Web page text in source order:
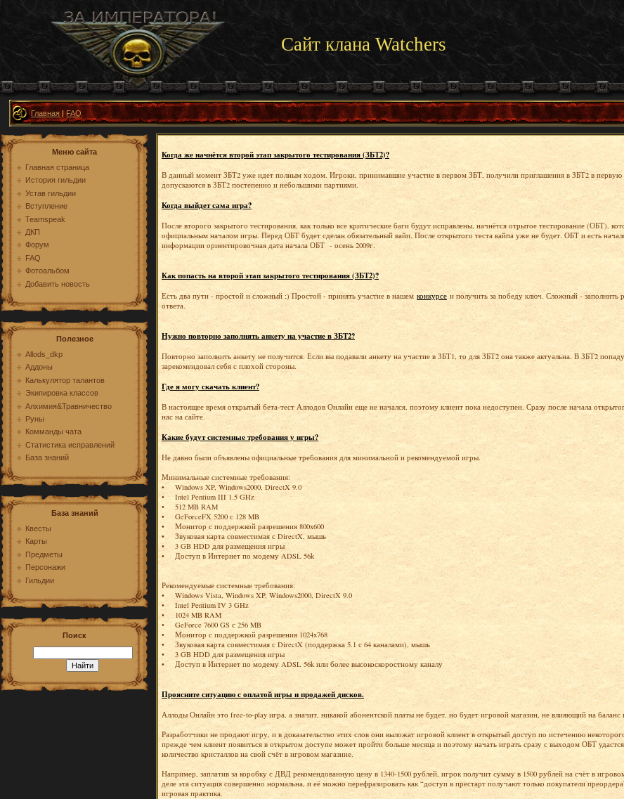
Сайт клана Watchers
Главная|FAQ
Меню сайта
Главная страница
История гильдии
Устав гильдии
Вступление
Teamspeak
ДКП
Форум
FAQ
Фотоальбом
Добавить новость
Полезное
Allods_dkp
Аддоны
Калькулятор талантов
Экипировка классов
Алхимия&Травничество
Руны
Комманды чата
Статистика исправлений
База знаний
База знаний
Квесты
Карты
Предметы
Персонажи
Гильдии
Поиск
Когда же начнётся второй этап закрытого тестирования (ЗБТ2)?
В данный момент ЗБТ2 уже идет полным ходом. Игроки, принимавшие участие в первом ЗБТ, получили приглашения в ЗБТ2 в
допускаются в ЗБТ2 постепенно и небольшими партиями.
Когда выйдет сама игра?
После второго закрытого тестирования, как только все критические баги будут исправлены, начнётся отрытое тестирование (ОБТ),
официальным началом игры. Перед ОБТ будет сделан обязательный вайп. После открытого теста вайпа уже не будет. ОБТ и есть
информации ориентировочная дата начала ОБТ - осень 2009г.
Как попасть на второй этап закрытого тестирования (ЗБТ2)?
Есть два пути - простой и сложный ;) Простой - принять участие в нашем конкурсе и получить за победу ключ. Сложный - заполнить
ответа.
Нужно повторно заполнять анкету на участие в ЗБТ2?
Повторно заполнить анкету не получится. Если вы подавали анкету на участие в ЗБТ1, то для ЗБТ2 она также актуальна. В ЗБТ2
зарекомендовал себя с плохой стороны.
Где я могу скачать клиент?
В настоящее время открытый бета-тест Аллодов Онлайн еще не начался, поэтому клиент пока недоступен. Сразу после начала
нас на сайте.
Какие будут системные требования у игры?
Не давно были объявлены официальные требования для минимальной и рекомендуемой игры.
Минимальные системные требования:
• Windows XP, Windows2000, DirectX 9.0
• Intel Pentium III 1.5 GHz
• 512 MB RAM
• GeForceFX 5200 с 128 MB
• Монитор с поддержкой разрешения 800x600
• Звуковая карта совместимая с DirectX, мышь
• 3 GB HDD для размещения игры
• Доступ в Интернет по модему ADSL 56k
Рекомендуемые системные требования:
• Windows Vista, Windows XP, Windows2000, DirectX 9.0
• Intel Pentium IV 3 GHz
• 1024 MB RAM
• GeForce 7600 GS с 256 MB
• Монитор с поддержкой разрешения 1024x768
• Звуковая карта совместимая с DirectX (поддержка 5.1 с 64 каналами), мышь
• 3 GB HDD для размещения игры
• Доступ в Интернет по модему ADSL 56k или более высокоскоростному каналу
Проясните ситуацию с оплатой игры и продажей дисков.
Аллоды Онлайн это free-to-play игра, а значит, никакой абонентской платы не будет, но будет игровой магазин, не влияющий на баланс
Разработчики не продают игру, и в доказательство этих слов они выложат игровой клиент в открытый доступ по истечению
прежде чем клиент появиться в открытом доступе может пройти больше месяца и поэтому начать играть сразу с выходом ОБТ
количество кристаллов на свой счёт в игровом магазине.
Например, заплатив за коробку с ДВД рекомендованную цену в 1340-1500 рублей, игрок получит сумму в 1500 рублей на счёт в
деле эта ситуация совершенно нормальна, и её можно перефразировать как “доступ в престарт получают только покупатели
игровая практика.